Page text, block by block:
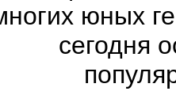
юных
сегодня